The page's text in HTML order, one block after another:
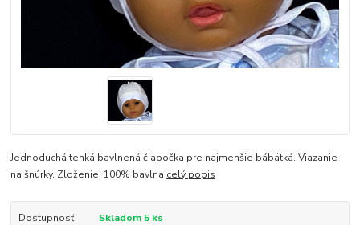
Jednoduchá tenká bavlnená čiapočka pre najmenšie bábätká. Viazanie
na šnúrky. Zloženie: 100% bavlna celý popis
Dostupnosť
Skladom 5 ks